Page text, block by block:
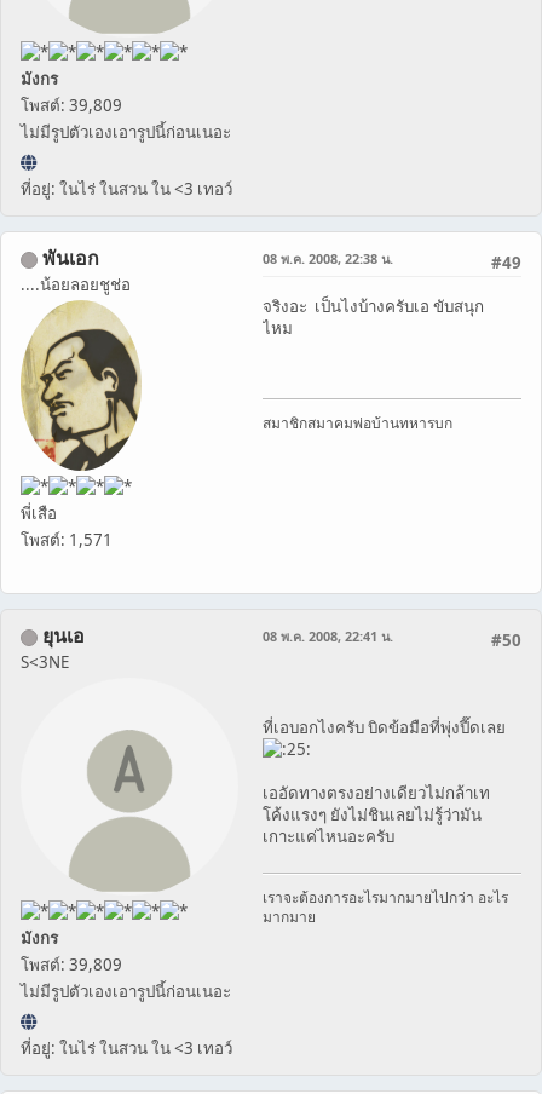
มังกร
โพสต์: 39,809
ไม่มีรูปตัวเองเอารูปนี้ก่อนเนอะ
ที่อยู่: ในไร่ ในสวน ใน <3 เทอว์
พันเอก
....น้อยลอยชูช่อ
พี่เสือ
โพสต์: 1,571
#49
08 พ.ค. 2008, 22:38 น.
จริงอะ เป็นไงบ้างครับเอ ขับสนุก
ไหม
สมาชิกสมาคมพ่อบ้านทหารบก
ยุนเอ
S<3NE
มังกร
โพสต์: 39,809
ไม่มีรูปตัวเองเอารูปนี้ก่อนเนอะ
ที่อยู่: ในไร่ ในสวน ใน <3 เทอว์
#50
08 พ.ค. 2008, 22:41 น.
ที่เอบอกไงครับ บิดข้อมือที่พุ่งปี๊ดเลย
เออัดทางตรงอย่างเดียวไม่กล้าเท
โค้งแรงๆ ยังไม่ชินเลยไม่รู้ว่ามัน
เกาะแค่ไหนอะครับ
เราจะต้องการอะไรมากมายไปกว่า อะไร
มากมาย